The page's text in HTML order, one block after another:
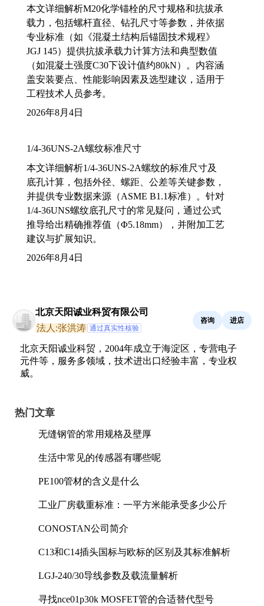
本文详细解析M20化学锚栓的尺寸规格和抗拔承
载力，包括螺杆直径、钻孔尺寸等参数，并依据
专业标准（如《混凝土结构后锚固技术规程》
JGJ 145）提供抗拔承载力计算方法和典型数值
（如混凝土强度C30下设计值约80kN）。内容涵
盖安装要点、性能影响因素及选型建议，适用于
工程技术人员参考。
2026年8月4日
1/4-36UNS-2A螺纹标准尺寸
本文详细解析1/4-36UNS-2A螺纹的标准尺寸及
底孔计算，包括外径、螺距、公差等关键参数，
并提供专业数据来源（ASME B1.1标准）。针对
1/4-36UNS螺纹底孔尺寸的常见疑问，通过公式
推导给出精确推荐值（Φ5.18mm），并附加工艺
建议与扩展知识。
2026年8月4日
北京天阳诚业科贸有限公司
法人:张洪涛 通过真实性核验
咨询 进店
北京天阳诚业科贸，2004年成立于海淀区，专营电子
元件等，服务多领域，技术进出口经验丰富，专业权
威。
热门文章
无缝钢管的常用规格及壁厚
生活中常见的传感器有哪些呢
PE100管材的含义是什么
工业厂房载重标准：一平方米能承受多少公斤
CONOSTAN公司简介
C13和C14插头国标与欧标的区别及其标准解析
LGJ-240/30导线参数及载流量解析
寻找nce01p30k MOSFET管的合适替代型号